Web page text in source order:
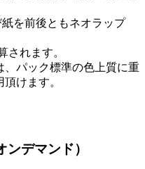
紙を前後ともネオラップ
されます。
パック標準の色上質に重
けます。
デマンド）